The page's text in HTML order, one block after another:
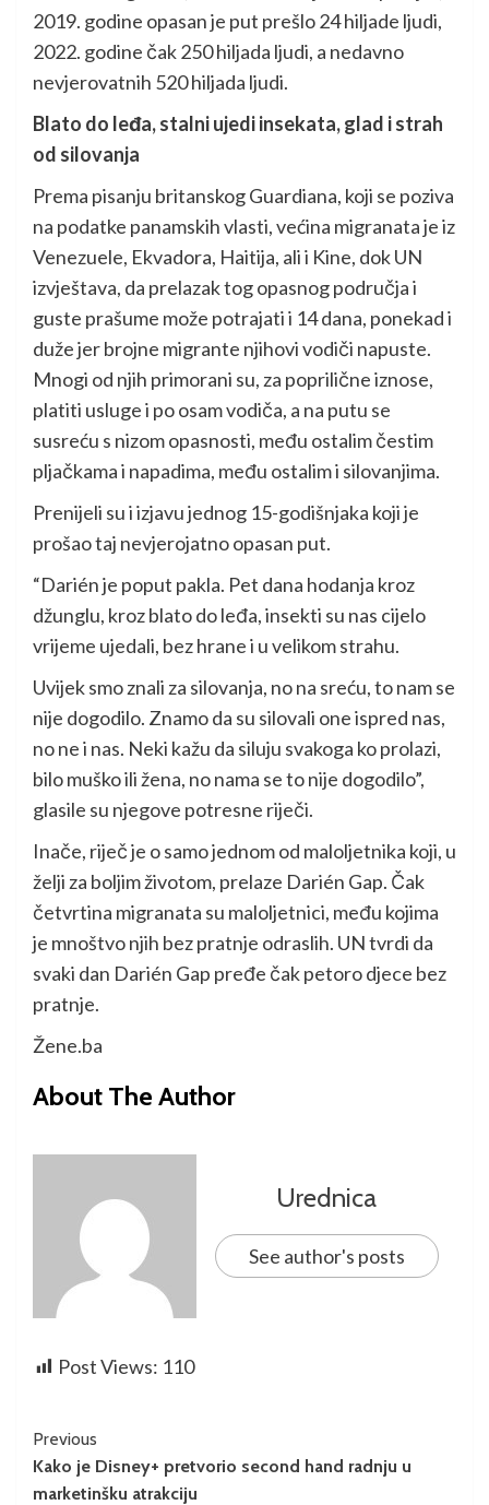
2019. godine opasan je put prešlo 24 hiljade ljudi,
2022. godine čak 250 hiljada ljudi, a nedavno
nevjerovatnih 520 hiljada ljudi.
Blato do leđa, stalni ujedi insekata, glad i strah
od silovanja
Prema pisanju britanskog Guardiana, koji se poziva
na podatke panamskih vlasti, većina migranata je iz
Venezuele, Ekvadora, Haitija, ali i Kine, dok UN
izvještava, da prelazak tog opasnog područja i
guste prašume može potrajati i 14 dana, ponekad i
duže jer brojne migrante njihovi vodiči napuste.
Mnogi od njih primorani su, za poprilične iznose,
platiti usluge i po osam vodiča, a na putu se
susreću s nizom opasnosti, među ostalim čestim
pljačkama i napadima, među ostalim i silovanjima.
Prenijeli su i izjavu jednog 15-godišnjaka koji je
prošao taj nevjerojatno opasan put.
“Darién je poput pakla. Pet dana hodanja kroz
džunglu, kroz blato do leđa, insekti su nas cijelo
vrijeme ujedali, bez hrane i u velikom strahu.
Uvijek smo znali za silovanja, no na sreću, to nam se
nije dogodilo. Znamo da su silovali one ispred nas,
no ne i nas. Neki kažu da siluju svakoga ko prolazi,
bilo muško ili žena, no nama se to nije dogodilo”,
glasile su njegove potresne riječi.
Inače, riječ je o samo jednom od maloljetnika koji, u
želji za boljim životom, prelaze Darién Gap. Čak
četvrtina migranata su maloljetnici, među kojima
je mnoštvo njih bez pratnje odraslih. UN tvrdi da
svaki dan Darién Gap pređe čak petoro djece bez
pratnje.
Žene.ba
About The Author
Urednica
See author's posts
Post Views: 110
Previous
Kako je Disney+ pretvorio second hand radnju u
marketinšku atrakciju